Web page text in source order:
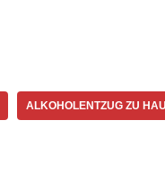
ALKOHOLENTZUG ZU